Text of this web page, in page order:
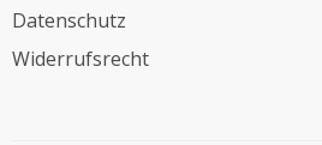
Datenschutz
Widerrufsrecht